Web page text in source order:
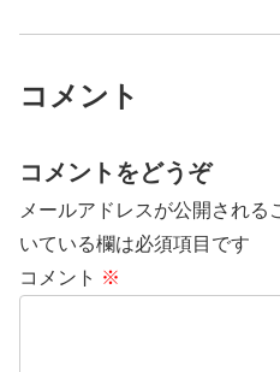
コメント
コメントをどうぞ
メールアドレスが公開される
いている欄は必須項目です
コメント ※